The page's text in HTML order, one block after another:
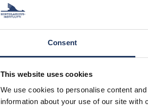
Consent
This website uses cookies
We use cookies to personalise content
information about your use of our site